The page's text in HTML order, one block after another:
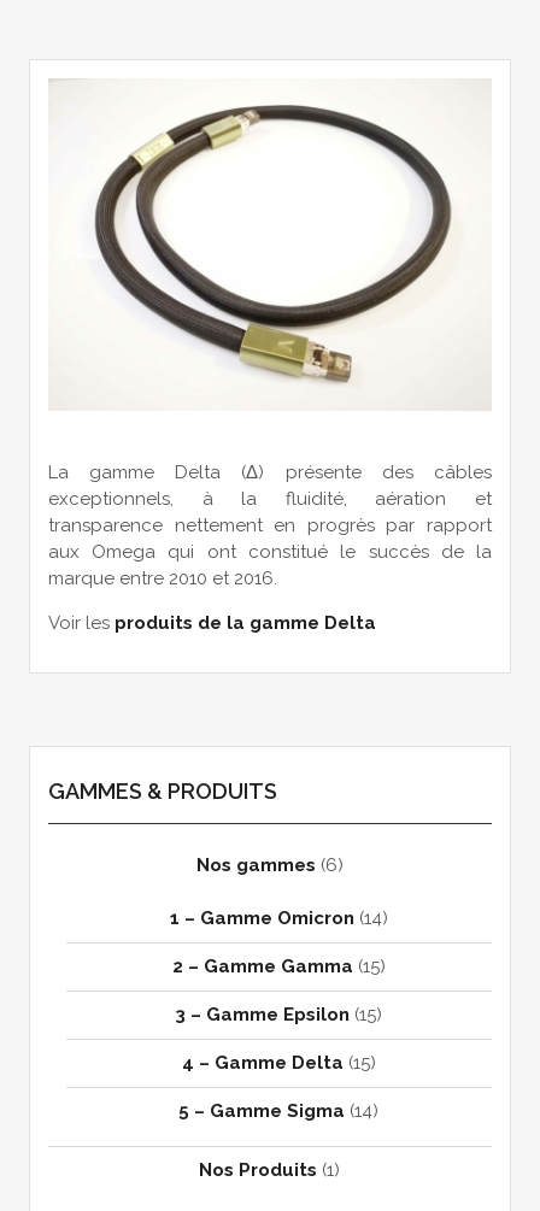
La gamme Delta (Δ) présente des câbles
exceptionnels, à la fluidité, aération et
transparence nettement en progrès par rapport
aux Omega qui ont constitué le succès de la
marque entre 2010 et 2016.
Voir les produits de la gamme Delta
GAMMES & PRODUITS
Nos gammes (6)
1 – Gamme Omicron (14)
2 – Gamme Gamma (15)
3 – Gamme Epsilon (15)
4 – Gamme Delta (15)
5 – Gamme Sigma (14)
Nos Produits (1)